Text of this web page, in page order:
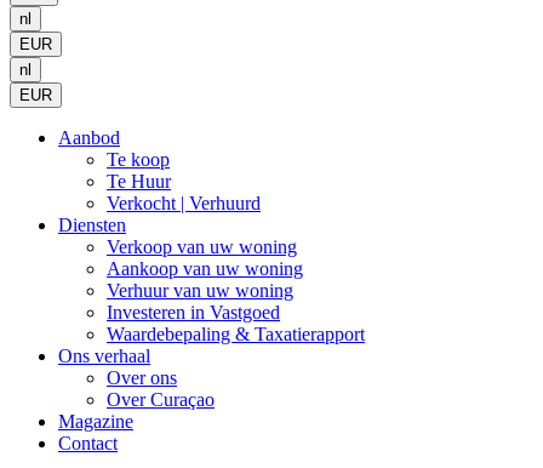
nl
EUR
nl
EUR
Aanbod
Te koop
Te Huur
Verkocht | Verhuurd
Diensten
Verkoop van uw woning
Aankoop van uw woning
Verhuur van uw woning
Investeren in Vastgoed
Waardebepaling & Taxatierapport
Ons verhaal
Over ons
Over Curaçao
Magazine
Contact